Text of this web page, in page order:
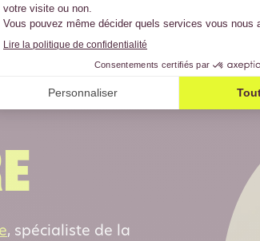
, spécialiste de la